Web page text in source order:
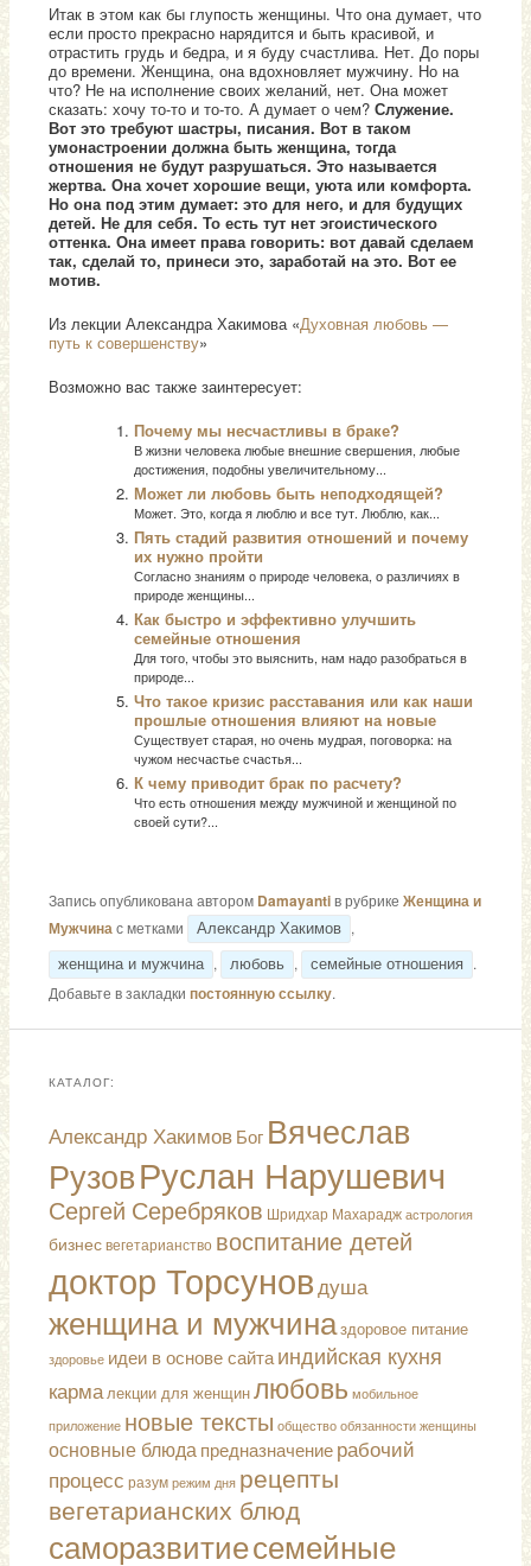
Итак в этом как бы глупость женщины. Что она думает, что
если просто прекрасно нарядится и быть красивой, и
отрастить грудь и бедра, и я буду счастлива. Нет. До поры
до времени. Женщина, она вдохновляет мужчину. Но на
что? Не на исполнение своих желаний, нет. Она может
сказать: хочу то-то и то-то. А думает о чем? Служение.
Вот это требуют шастры, писания. Вот в таком
умонастроении должна быть женщина, тогда
отношения не будут разрушаться. Это называется
жертва. Она хочет хорошие вещи, уюта или комфорта.
Но она под этим думает: это для него, и для будущих
детей. Не для себя. То есть тут нет эгоистического
оттенка. Она имеет права говорить: вот давай сделаем
так, сделай то, принеси это, заработай на это. Вот ее
мотив.
Из лекции Александра Хакимова «Духовная любовь —
путь к совершенству»
Возможно вас также заинтересует:
Почему мы несчастливы в браке?
В жизни человека любые внешние свершения, любые
достижения, подобны увеличительному...
Может ли любовь быть неподходящей?
Может. Это, когда я люблю и все тут. Люблю, как...
Пять стадий развития отношений и почему
их нужно пройти
Согласно знаниям о природе человека, о различиях в
природе женщины...
Как быстро и эффективно улучшить
семейные отношения
Для того, чтобы это выяснить, нам надо разобраться в
природе...
Что такое кризис расставания или как наши
прошлые отношения влияют на новые
Существует старая, но очень мудрая, поговорка: на
чужом несчастье счастья...
К чему приводит брак по расчету?
Что есть отношения между мужчиной и женщиной по
своей сути?...
Запись опубликована автором Damayantiв рубрике Женщина и
Мужчинас метками Александр Хакимов ,
женщина и мужчина , любовь , семейные отношения
.
Добавьте в закладки постоянную ссылку.
КАТАЛОГ:
Александр ХакимовБог Вячеслав
РузовРуслан Нарушевич
Сергей Серебряков Шридхар Махараджастрология
бизнесвегетарианство воспитание детей
доктор Торсуновдуша
женщина и мужчиназдоровое питание
здоровье идеи в основе сайтаиндийская кухня
кармалекции для женщинлюбовь мобильное
приложение новые тексты общество обязанности женщины
основные блюдапредназначениерабочий
процесс разумрежим дня рецепты
вегетарианских блюд
саморазвитиесемейные